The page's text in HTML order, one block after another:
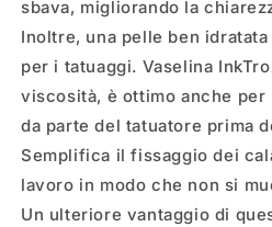
sbava, migliorando la
Inoltre, una pelle ben
per i tatuaggi. Vaselina
viscosità, è ottimo anche per
da parte del tatuatore prima
Semplifica il fissaggio dei
lavoro in modo che non si
Un ulteriore vantaggio di